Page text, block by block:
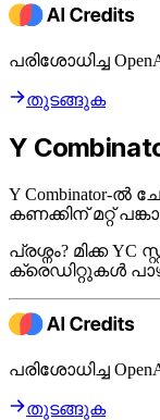
പരിശോധിച്ച
തുടങ്ങുക
Y
Y Combinator-ൽ
കണക്കിന് മറ്റ്
പ്രശ്നം? മിക്ക
ക്രെഡിറ്റുകൾ
പരിശോധിച്ച
തുടങ്ങുക